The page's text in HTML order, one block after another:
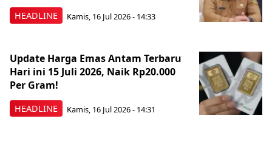
HEADLINE Kamis, 16 Jul 2026 - 14:33
HEADLINE
Update Harga Emas Antam Terbaru
Hari ini 15 Juli 2026, Naik Rp20.000
Per Gram!
Kamis, 16 Jul 2026 - 14:31